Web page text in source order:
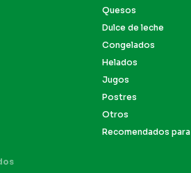
Quesos
Dulce de leche
Congelados
Helados
Jugos
Postres
Otros
Recomendados para